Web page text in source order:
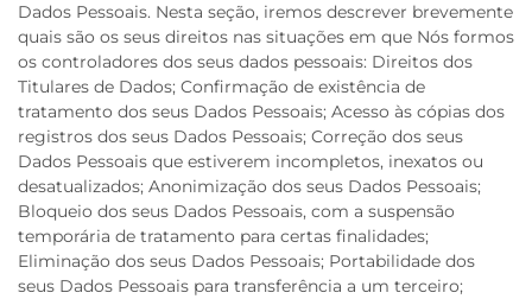
Dados Pessoais. Nesta seção, iremos descrever brevemente
quais são os seus direitos nas situações em que Nós formos
os controladores dos seus dados pessoais: Direitos dos
Titulares de Dados; Confirmação de existência de
tratamento dos seus Dados Pessoais; Acesso às cópias dos
registros dos seus Dados Pessoais; Correção dos seus
Dados Pessoais que estiverem incompletos, inexatos ou
desatualizados; Anonimização dos seus Dados Pessoais;
Bloqueio dos seus Dados Pessoais, com a suspensão
temporária de tratamento para certas finalidades;
Eliminação dos seus Dados Pessoais; Portabilidade dos
seus Dados Pessoais para transferência a um terceiro;